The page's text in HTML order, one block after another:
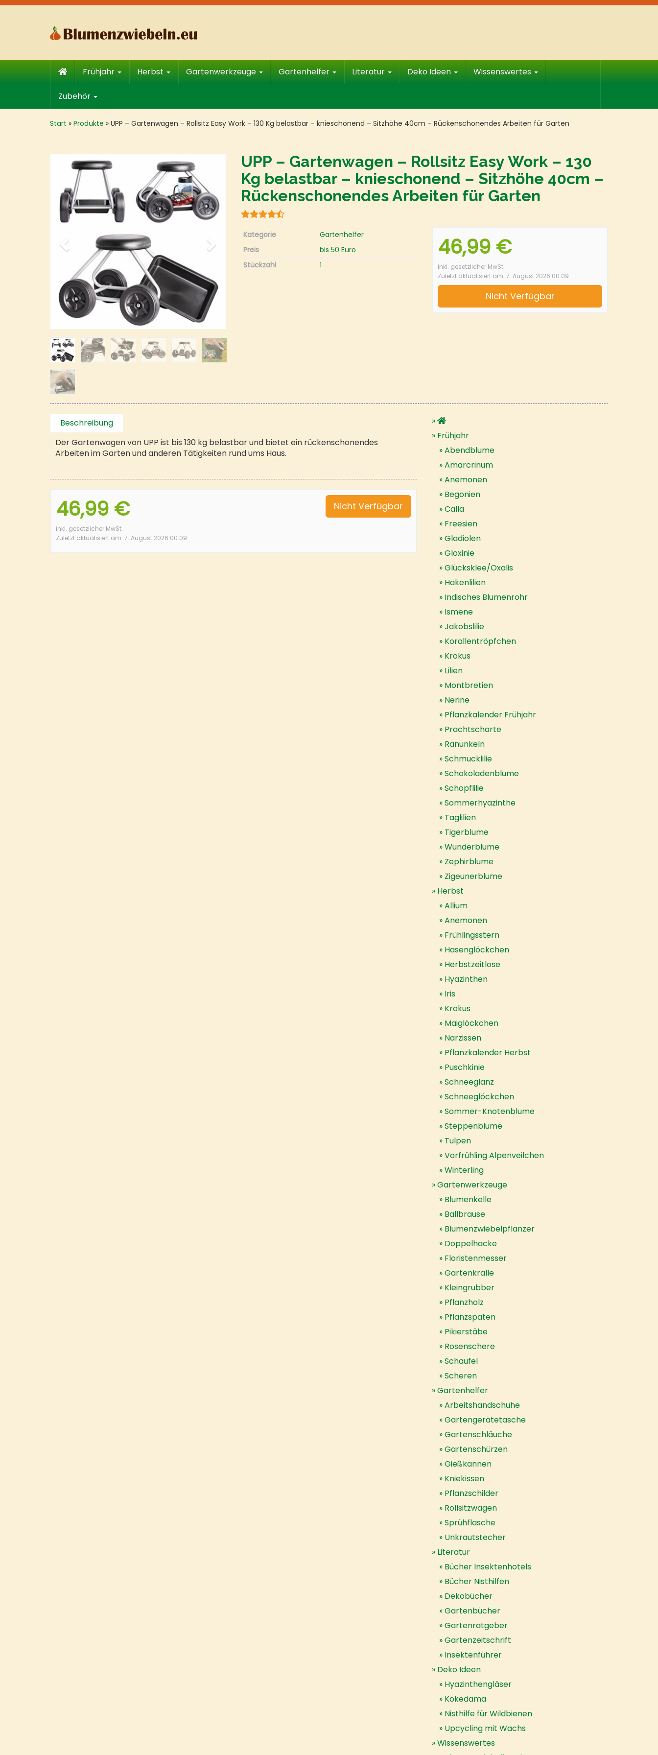
Skip
Frühjahr Herbst Gartenwerkzeuge Gartenhelfer Literatur Deko Ideen Wissenswertes
Zubehör
Start » Produkte » UPP – Gartenwagen – Rollsitz Easy Work – 130 Kg belastbar – knieschonend – Sitzhöhe 40cm – Rückenschonendes Arbeiten für Garten
UPP – Gartenwagen – Rollsitz Easy Work – 130
Kg belastbar – knieschonend – Sitzhöhe 40cm –
Rückenschonendes Arbeiten für Garten
46,99 €
inkl. gesetzlicher MwSt.
Zuletzt aktualisiert am: 7. August 2026 00:09
Nicht Verfügbar
Kategorie
Gartenhelfer
Preis
bis 50 Euro
Stückzahl
1
Beschreibung
Der Gartenwagen von UPP ist bis 130 kg belastbar und bietet ein rückenschonendes
Arbeiten im Garten und anderen Tätigkeiten rund ums Haus.
46,99 €
inkl. gesetzlicher MwSt.
Zuletzt aktualisiert am: 7. August 2026 00:09
Nicht Verfügbar
Frühjahr
Abendblume
Amarcrinum
Anemonen
Begonien
Calla
Freesien
Gladiolen
Gloxinie
Glücksklee/Oxalis
Hakenlilien
Indisches Blumenrohr
Ismene
Jakobslilie
Korallentröpfchen
Krokus
Lilien
Montbretien
Nerine
Pflanzkalender Frühjahr
Prachtscharte
Ranunkeln
Schmucklilie
Schokoladenblume
Schopflilie
Sommerhyazinthe
Taglilien
Tigerblume
Wunderblume
Zephirblume
Zigeunerblume
Herbst
Allium
Anemonen
Frühlingsstern
Hasenglöckchen
Herbstzeitlose
Hyazinthen
Iris
Krokus
Maiglöckchen
Narzissen
Pflanzkalender Herbst
Puschkinie
Schneeglanz
Schneeglöckchen
Sommer-Knotenblume
Steppenblume
Tulpen
Vorfrühling Alpenveilchen
Winterling
Gartenwerkzeuge
Blumenkelle
Ballbrause
Blumenzwiebelpflanzer
Doppelhacke
Floristenmesser
Gartenkralle
Kleingrubber
Pflanzholz
Pflanzspaten
Pikierstäbe
Rosenschere
Schaufel
Scheren
Gartenhelfer
Arbeitshandschuhe
Gartengerätetasche
Gartenschläuche
Gartenschürzen
Gießkannen
Kniekissen
Pflanzschilder
Rollsitzwagen
Sprühflasche
Unkrautstecher
Literatur
Bücher Insektenhotels
Bücher Nisthilfen
Dekobücher
Gartenbücher
Gartenratgeber
Gartenzeitschrift
Insektenführer
Deko Ideen
Hyazinthengläser
Kokedama
Nisthilfe für Wildbienen
Upcycling mit Wachs
Wissenswertes